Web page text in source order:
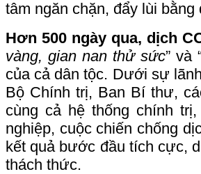
tâm ngăn chặn, đẩy lùi
Hơn 500 ngày qua, dịch
vàng, gian nan thử sức” và
của cả dân tộc. Dưới sự
Bộ Chính trị, Ban Bí thư,
cùng cả hệ thống chính
nghiệp, cuộc chiến chống
kết quả bước đầu tích cực,
thách thức.